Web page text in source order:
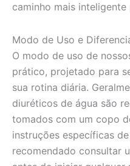
caminho mais
Modo de Uso e
O modo de uso de
prático, projetado para
sua rotina diária.
diuréticos de água são
tomados com um copo
instruções específicas
recomendado consultar